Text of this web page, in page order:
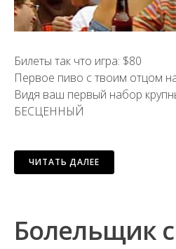
Билеты так что игра: $80
Первое пиво с твоим отцом
Видя ваш первый набор
БЕСЦЕННЫЙ
ЧИТАТЬ ДАЛЕЕ
Болельщик